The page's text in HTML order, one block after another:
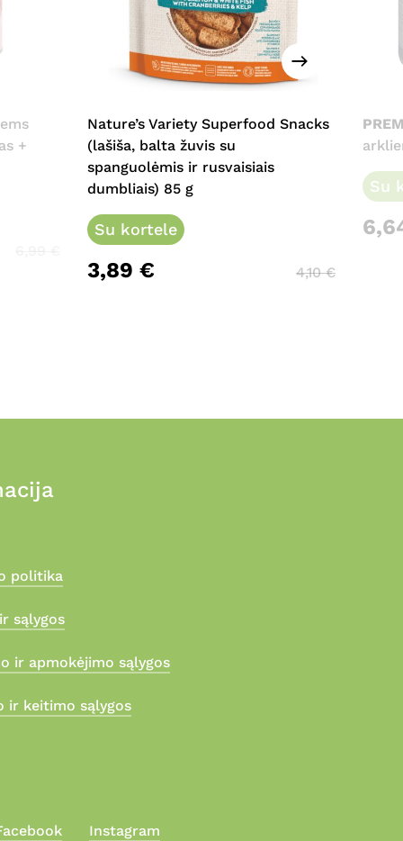
+
Nature’s Variety Superfood Snacks
(lašiša, balta žuvis su
spanguolėmis ir rusvaisiais
dumbliais) 85 g
Su kortele
3,89 € 4,10€
Su
politika
sąlygos
ir apmokėjimo sąlygos
ir keitimo sąlygos
Instagram